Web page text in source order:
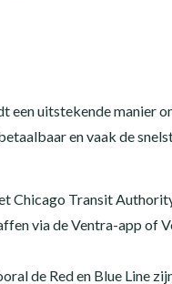
een uitstekende manier
en vaak de
Chicago Transit
via de Ventra-app of
de Red en Blue Line